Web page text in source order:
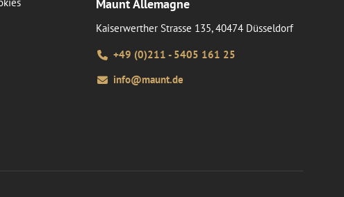
Maunt Allemagne
Kaiserwerther Strasse 135, 40474 Düsseldorf
+49 (0)211 - 5405 161 25
info@maunt.de